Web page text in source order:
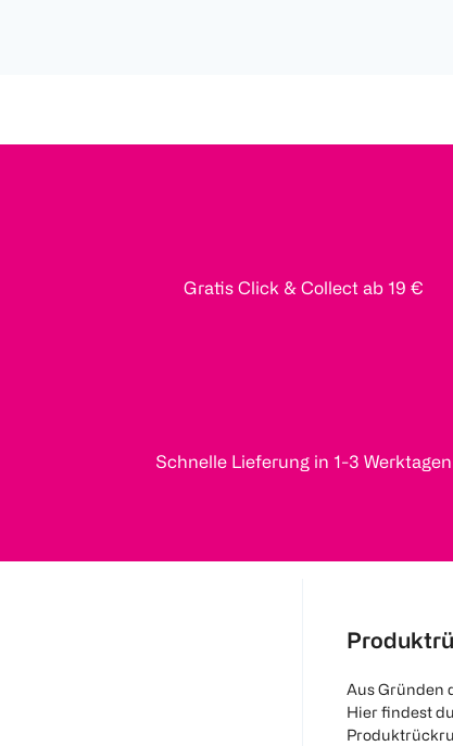
Gratis Click & Collect ab 19 €
Schnelle Lieferung in 1-3 Werktagen
Aus Gründen
Hier findest